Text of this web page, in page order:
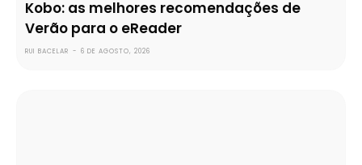
Kobo: as melhores recomendações de
Verão para o eReader
RUI BACELAR - 6 DE AGOSTO, 2026